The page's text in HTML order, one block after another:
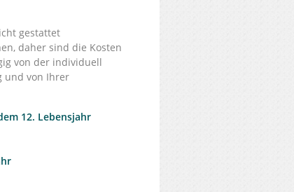
gestattet
daher sind die Kosten
von der individuell
und von Ihrer
12. Lebensjahr